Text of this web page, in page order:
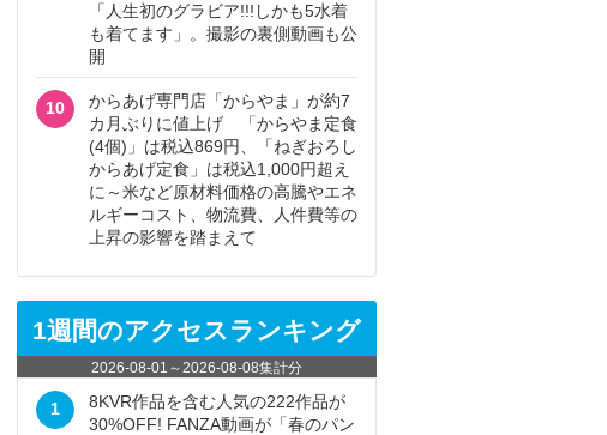
「人生初のグラビア!!!しかも5水着
も着てます」。撮影の裏側動画も公
開
10
からあげ専門店「からやま」が約7
カ月ぶりに値上げ 「からやま定食
(4個)」は税込869円、「ねぎおろし
からあげ定食」は税込1,000円超え
に～米など原材料価格の高騰やエネ
ルギーコスト、物流費、人件費等の
上昇の影響を踏まえて
1週間のアクセスランキング
2026-08-01 ～2026-08-08集計分
1
8KVR作品を含む人気の222作品が
30%OFF! FANZA動画が「春のパン